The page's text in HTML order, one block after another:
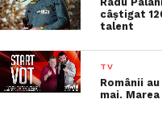
câștigat
talent
TV
Românii
mai.